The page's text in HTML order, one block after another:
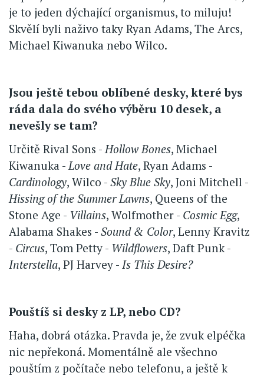
je to jeden dýchající organismus, to miluju!
Skvělí byli naživo taky Ryan Adams, The Arcs,
Michael Kiwanuka nebo Wilco.
Jsou ještě tebou oblíbené desky, které bys
ráda dala do svého výběru 10 desek, a
nevešly se tam?
Určitě Rival Sons - Hollow Bones, Michael
Kiwanuka - Love and Hate, Ryan Adams -
Cardinology, Wilco - Sky Blue Sky, Joni Mitchell -
Hissing of the Summer Lawns, Queens of the
Stone Age - Villains, Wolfmother - Cosmic Egg,
Alabama Shakes - Sound & Color, Lenny Kravitz
- Circus, Tom Petty - Wildflowers, Daft Punk -
Interstella, PJ Harvey - Is This Desire?
Pouštíš si desky z LP, nebo CD?
Haha, dobrá otázka. Pravda je, že zvuk elpéčka
nic nepřekoná. Momentálně ale všechno
pouštím z počítače nebo telefonu, a ještě k